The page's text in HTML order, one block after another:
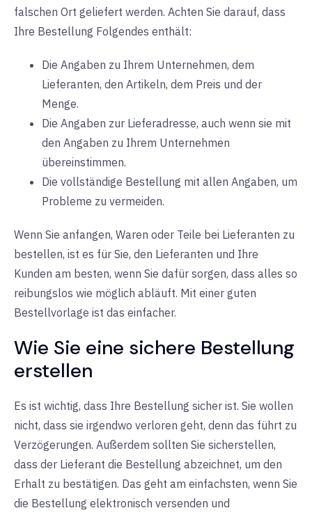
falschen Ort geliefert werden. Achten Sie darauf, dass
Ihre Bestellung Folgendes enthält:
Die Angaben zu Ihrem Unternehmen, dem
Lieferanten, den Artikeln, dem Preis und der
Menge.
Die Angaben zur Lieferadresse, auch wenn sie mit
den Angaben zu Ihrem Unternehmen
übereinstimmen.
Die vollständige Bestellung mit allen Angaben, um
Probleme zu vermeiden.
Wenn Sie anfangen, Waren oder Teile bei Lieferanten zu
bestellen, ist es für Sie, den Lieferanten und Ihre
Kunden am besten, wenn Sie dafür sorgen, dass alles so
reibungslos wie möglich abläuft. Mit einer guten
Bestellvorlage ist das einfacher.
Wie Sie eine sichere Bestellung
erstellen
Es ist wichtig, dass Ihre Bestellung sicher ist. Sie wollen
nicht, dass sie irgendwo verloren geht, denn das führt zu
Verzögerungen. Außerdem sollten Sie sicherstellen,
dass der Lieferant die Bestellung abzeichnet, um den
Erhalt zu bestätigen. Das geht am einfachsten, wenn Sie
die Bestellung elektronisch versenden und